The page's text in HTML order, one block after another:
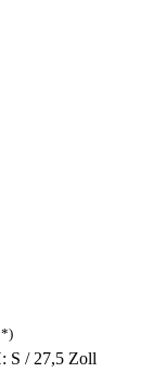
*)
S / 27,5 Zoll